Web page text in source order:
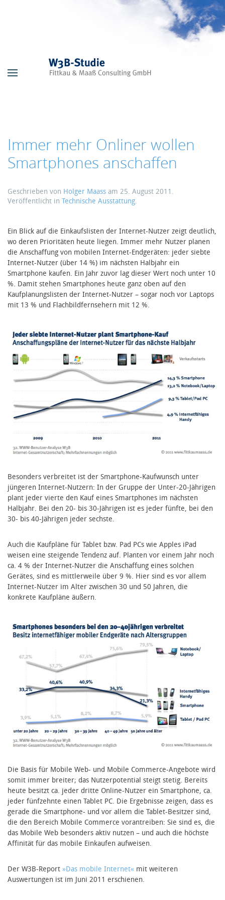
Immer mehr Onliner wollen
Smartphones anschaffen
Geschrieben von Holger Maass am 25. August 2011 .
Veröffentlicht in Technische Ausstattung.
Ein Blick auf die Einkaufslisten der Internet-Nutzer zeigt deutlich,
wo deren Prioritäten heute liegen. Immer mehr Nutzer planen
die Anschaffung von mobilen Internet-Endgeräten: jeder siebte
Internet-Nutzer (über 14 %) im nächsten Halbjahr ein
Smartphone kaufen. Ein Jahr zuvor lag dieser Wert noch unter 10
%. Damit stehen Smartphones heute ganz oben auf den
Kaufplanungslisten der Internet-Nutzer – sogar noch vor Laptops
mit 13 % und Flachbildfernsehern mit 12 %.
Besonders verbreitet ist der Smartphone-Kaufwunsch unter
jüngeren Internet-Nutzern: In der Gruppe der Unter-20-Jährigen
plant jeder vierte den Kauf eines Smartphones im nächsten
Halbjahr. Bei den 20- bis 30-Jährigen ist es jeder fünfte, bei den
30- bis 40-Jährigen jeder sechste.
Auch die Kaufpläne für Tablet bzw. Pad PCs wie Apples iPad
weisen eine steigende Tendenz auf. Planten vor einem Jahr noch
ca. 4 % der Internet-Nutzer die Anschaffung eines solchen
Gerätes, sind es mittlerweile über 9 %. Hier sind es vor allem
Internet-Nutzer im Alter zwischen 30 und 50 Jahren, die
konkrete Kaufpläne äußern.
Die Basis für Mobile Web- und Mobile Commerce-Angebote wird
somit immer breiter; das Nutzerpotential steigt stetig. Bereits
heute besitzt ca. jeder dritte Online-Nutzer ein Smartphone, ca.
jeder fünfzehnte einen Tablet PC. Die Ergebnisse zeigen, dass es
gerade die Smartphone- und vor allem die Tablet-Besitzer sind,
die den Bereich Mobile Commerce vorantreiben: Sie sind es, die
das Mobile Web besonders aktiv nutzen – und auch die höchste
Affinität für das mobile Einkaufen aufweisen.
Der W3B-Report »Das mobile Internet« mit weiteren
Auswertungen ist im Juni 2011 erschienen.